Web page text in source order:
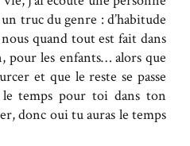
truc du genre : d’habitude
quand tout est fait dans
pour les enfants… alors que
et que le reste se passe
temps pour toi dans ton
donc oui tu auras le temps